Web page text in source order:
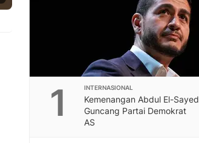
1 INTERNASIONAL
Kemenangan Abdul El-Sayed
Guncang Partai Demokrat
AS